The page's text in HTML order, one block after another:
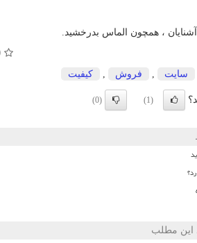
، همچون الماس بدرخشید.
سایت , فروش , كیفیت
(1)
(0)
این مطلب